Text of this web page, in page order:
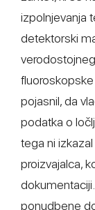
izpolnjevanja
detektorski
fluoroskopske
pojasnil, da
podatka o
tega ni
proizvajalca,
ponudbene